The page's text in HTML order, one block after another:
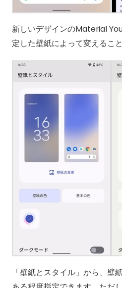
新しいデザインのMaterial
定した壁紙によって変えるこ
「壁紙とスタイル」から、壁